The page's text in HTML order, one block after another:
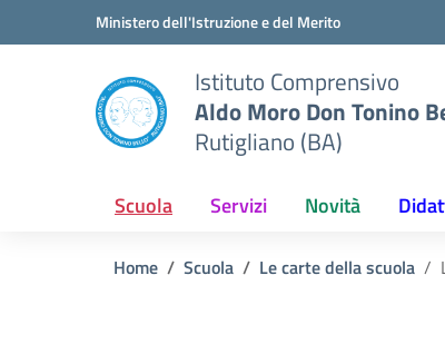
Vai ai contenuti
Vai al menu di navigazioneMinistero dell'Istruzione e del Merito
Istituto Comprensivo
Aldo Moro Don Tonino
Rutigliano (BA)
Scuola Servizi Novità
Home Scuola Le carte della scuola